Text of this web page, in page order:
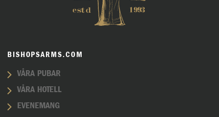
BISHOPSARMS.COM
VÅRA PUBAR
VÅRA HOTELL
EVENEMANG